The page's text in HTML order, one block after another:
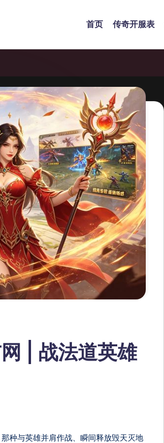
首页 传奇开服表
| 战法道英雄
种与英雄并肩作战、瞬间释放毁天灭地